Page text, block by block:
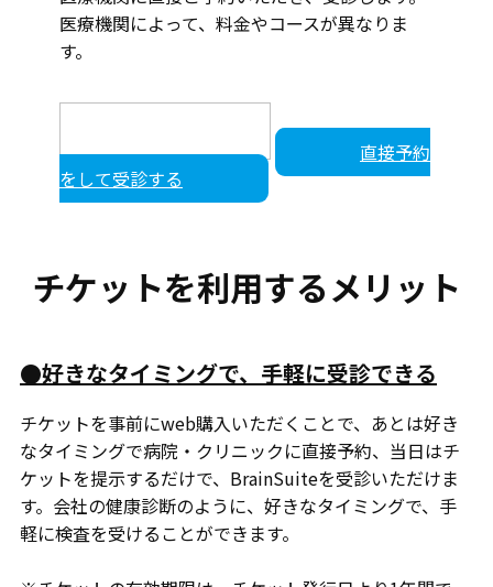
医療機関によって、料金やコースが異なりま
す。
直接予約
をして受診する
チケットを利用するメリット
●好きなタイミングで、手軽に受診できる
チケットを事前にweb購入いただくことで、あとは好き
なタイミングで病院・クリニックに直接予約、当日はチ
ケットを提示するだけで、BrainSuiteを受診いただけま
す。会社の健康診断のように、好きなタイミングで、手
軽に検査を受けることができます。